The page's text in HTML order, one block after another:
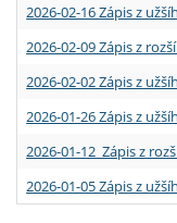
2026-02-16 Zápis z
2026-02-09 Zápis z
2026-02-02 Zápis z
2026-01-26 Zápis z
2026-01-12 Zápis z
2026-01-05 Zápis z